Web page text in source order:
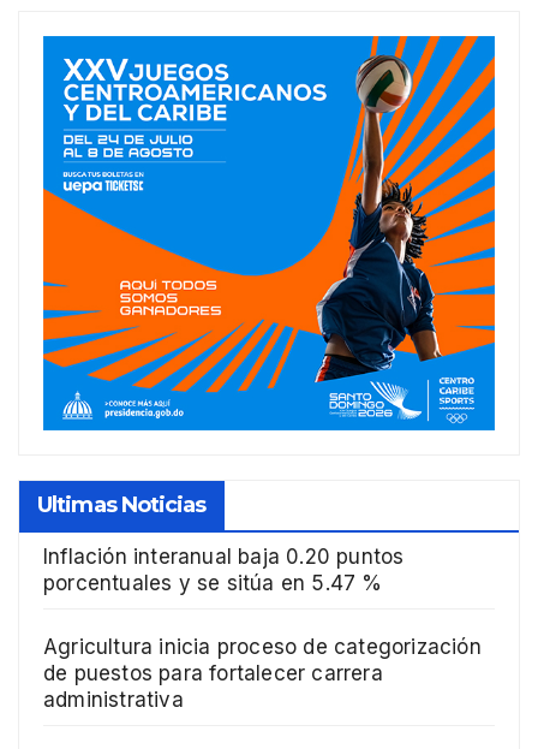
Ultimas Noticias
Inflación interanual baja 0.20 puntos
porcentuales y se sitúa en 5.47 %
Agricultura inicia proceso de categorización
de puestos para fortalecer carrera
administrativa